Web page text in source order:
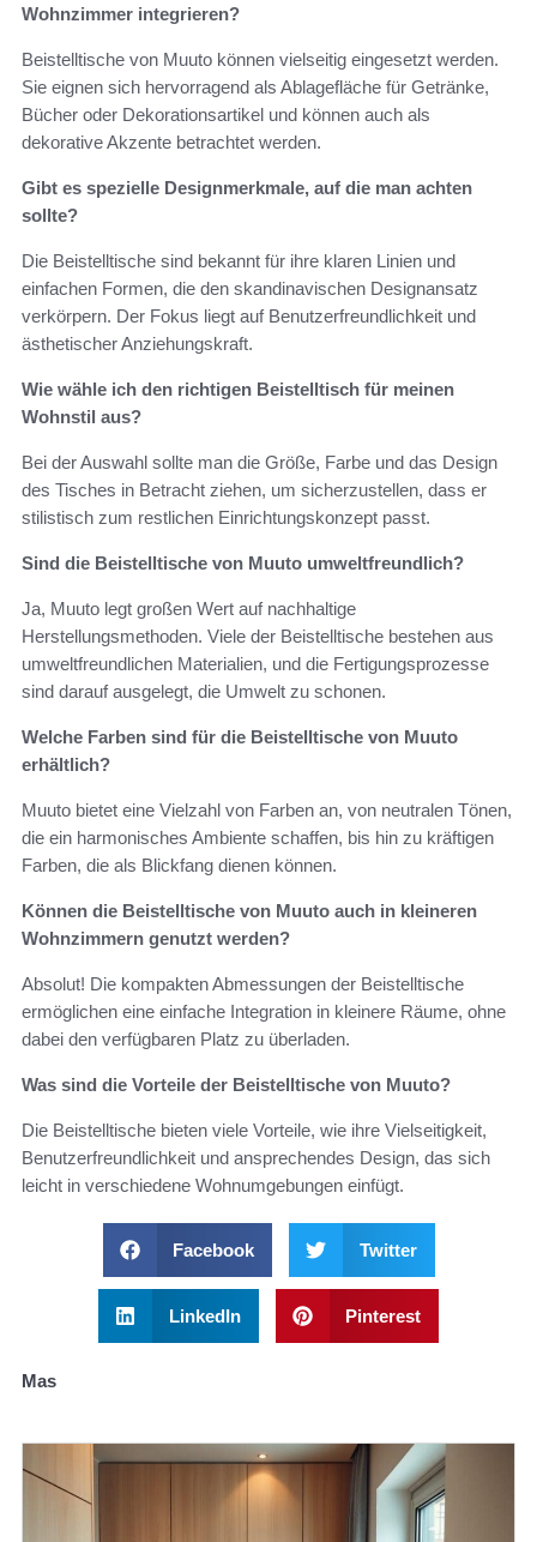
Wohnzimmer integrieren?
Beistelltische von Muuto können vielseitig eingesetzt werden.
Sie eignen sich hervorragend als Ablagefläche für Getränke,
Bücher oder Dekorationsartikel und können auch als
dekorative Akzente betrachtet werden.
Gibt es spezielle Designmerkmale, auf die man achten
sollte?
Die Beistelltische sind bekannt für ihre klaren Linien und
einfachen Formen, die den skandinavischen Designansatz
verkörpern. Der Fokus liegt auf Benutzerfreundlichkeit und
ästhetischer Anziehungskraft.
Wie wähle ich den richtigen Beistelltisch für meinen
Wohnstil aus?
Bei der Auswahl sollte man die Größe, Farbe und das Design
des Tisches in Betracht ziehen, um sicherzustellen, dass er
stilistisch zum restlichen Einrichtungskonzept passt.
Sind die Beistelltische von Muuto umweltfreundlich?
Ja, Muuto legt großen Wert auf nachhaltige
Herstellungsmethoden. Viele der Beistelltische bestehen aus
umweltfreundlichen Materialien, und die Fertigungsprozesse
sind darauf ausgelegt, die Umwelt zu schonen.
Welche Farben sind für die Beistelltische von Muuto
erhältlich?
Muuto bietet eine Vielzahl von Farben an, von neutralen Tönen,
die ein harmonisches Ambiente schaffen, bis hin zu kräftigen
Farben, die als Blickfang dienen können.
Können die Beistelltische von Muuto auch in kleineren
Wohnzimmern genutzt werden?
Absolut! Die kompakten Abmessungen der Beistelltische
ermöglichen eine einfache Integration in kleinere Räume, ohne
dabei den verfügbaren Platz zu überladen.
Was sind die Vorteile der Beistelltische von Muuto?
Die Beistelltische bieten viele Vorteile, wie ihre Vielseitigkeit,
Benutzerfreundlichkeit und ansprechendes Design, das sich
leicht in verschiedene Wohnumgebungen einfügt.
Facebook Twitter
LinkedIn Pinterest
Mas